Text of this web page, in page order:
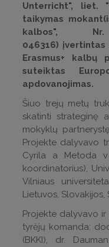
Unterricht", liet.
taikymas
kalbos", Nr.
046316)
Erasmus+ kalbų
suteiktas
apdovanojimas.
Šiuo trejų metų
skatinti strateginę
mokyklų
Projekte dalyvavo
Cyrila a Metoda v
koordinatorius),
Vilniaus
Lietuvos, Slovakijos,
Projekte dalyvavo
tyrėjų komanda:
(BKKI), dr.